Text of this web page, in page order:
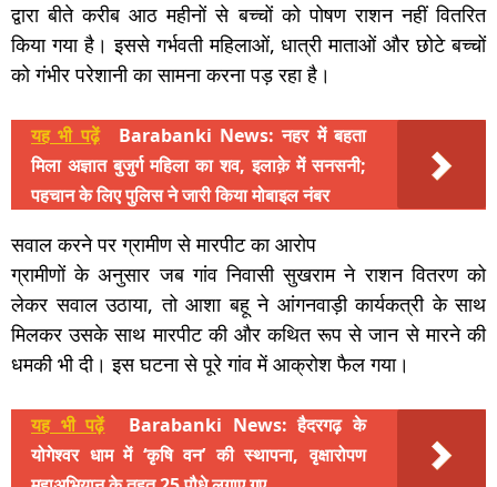
द्वारा बीते करीब आठ महीनों से बच्चों को पोषण राशन नहीं वितरित
किया गया है। इससे गर्भवती महिलाओं, धात्री माताओं और छोटे बच्चों
को गंभीर परेशानी का सामना करना पड़ रहा है।
यह भी पढ़ें
Barabanki News: नहर में बहता
मिला अज्ञात बुजुर्ग महिला का शव, इलाक़े में सनसनी;
पहचान के लिए पुलिस ने जारी किया मोबाइल नंबर
सवाल करने पर ग्रामीण से मारपीट का आरोप
ग्रामीणों के अनुसार जब गांव निवासी सुखराम ने राशन वितरण को
लेकर सवाल उठाया, तो आशा बहू ने आंगनवाड़ी कार्यकत्री के साथ
मिलकर उसके साथ मारपीट की और कथित रूप से जान से मारने की
धमकी भी दी। इस घटना से पूरे गांव में आक्रोश फैल गया।
यह भी पढ़ें
Barabanki News: हैदरगढ़ के
योगेश्वर धाम में ‘कृषि वन’ की स्थापना, वृक्षारोपण